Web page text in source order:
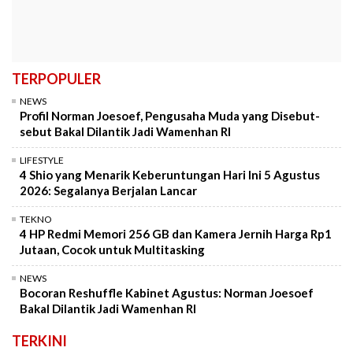
TERPOPULER
NEWS
Profil Norman Joesoef, Pengusaha Muda yang Disebut-
sebut Bakal Dilantik Jadi Wamenhan RI
LIFESTYLE
4 Shio yang Menarik Keberuntungan Hari Ini 5 Agustus
2026: Segalanya Berjalan Lancar
TEKNO
4 HP Redmi Memori 256 GB dan Kamera Jernih Harga Rp1
Jutaan, Cocok untuk Multitasking
NEWS
Bocoran Reshuffle Kabinet Agustus: Norman Joesoef
Bakal Dilantik Jadi Wamenhan RI
TERKINI